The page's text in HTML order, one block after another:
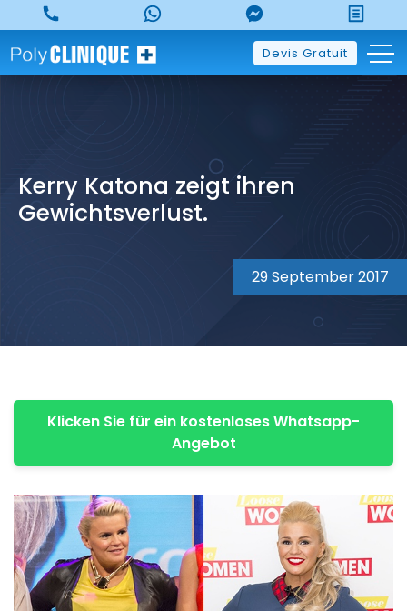
to
content
Devis Gratuit
Kerry Katona zeigt ihren
Gewichtsverlust.
29 September 2017
Klicken Sie für ein kostenloses Whatsapp-
Angebot